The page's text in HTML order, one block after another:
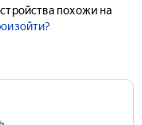
похожи на